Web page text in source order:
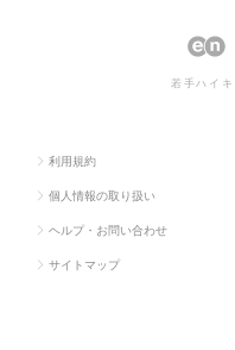
トの転職
若手ハイ
利用規約
個人情報の取り扱い
ヘルプ・お問い合わせ
サイトマップ